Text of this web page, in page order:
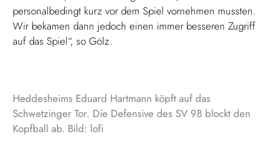
personalbedingt kurz vor dem Spiel vornehmen mussten.
Wir bekamen dann jedoch einen immer besseren Zugriff
auf das Spiel“, so Gölz.
Heddesheims Eduard Hartmann köpft auf das
Schwetzinger Tor. Die Defensive des SV 98 blockt den
Kopfball ab. Bild: lofi